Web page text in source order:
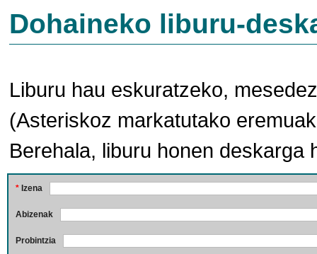
Dohaineko liburu-
Liburu hau eskuratzeko,
(Asteriskoz markatutako
Berehala, liburu honen deskarga
* Izena
Abizenak
Probintzia